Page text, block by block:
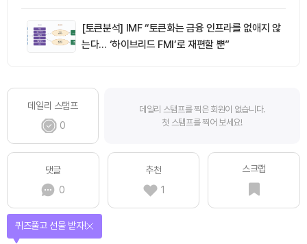
[토큰분석] IMF “토큰화는 금융 인프라를 없애지 않
는다… ‘하이브리드 FMI’로 재편할 뿐”
데일리 스탬프
0
데일리 스탬프를 찍은 회원이 없습니다.
첫 스탬프를 찍어 보세요!
댓글
0
추천
1
스크랩
퀴즈풀고 선물 받자!